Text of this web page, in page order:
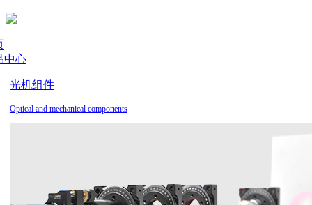
中心
光机组件
Optical and mechanical components